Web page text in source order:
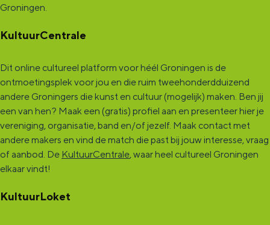
Groningen.
KultuurCentrale
Dit online cultureel platform voor héél Groningen is de
ontmoetingsplek voor jou en die ruim tweehonderdduizend
andere Groningers die kunst en cultuur (mogelijk) maken. Ben jij
een van hen? Maak een (gratis) profiel aan en presenteer hier je
vereniging, organisatie, band en/of jezelf. Maak contact met
andere makers en vind de match die past bij jouw interesse, vraag
of aanbod. De KultuurCentrale, waar heel cultureel Groningen
elkaar vindt!
KultuurLoket